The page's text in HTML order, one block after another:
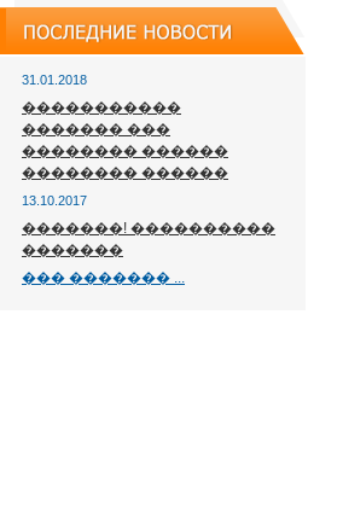
31.01.2018
�����������
������� ���
�������� ������
�������� ������
13.10.2017
�������! ����������
�������
��� ������� ...